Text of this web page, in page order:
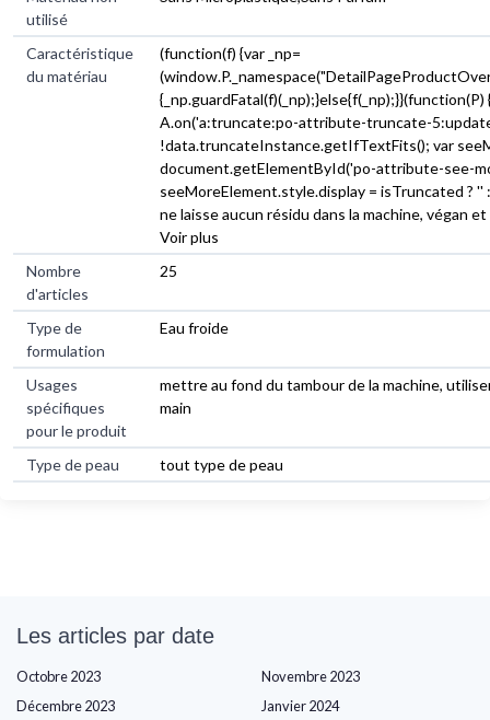
utilisé
Caractéristique
du matériau
(function(f) {var _np=
A.on('a:truncate:po-attribute-truncate-
!data.truncateInstance.getIfTextFits(); var
document.getElementById('po-attribute-see-
seeMoreElement.style.display = isTruncated ? ''
ne laisse aucun résidu dans la machine, végan
Voir plus
Nombre
d'articles
25
Type de
formulation
Eau froide
Usages
spécifiques
pour le produit
mettre au fond du tambour de la machine,
main
Type de peau tout type de peau
Les articles par date
Octobre 2023
Novembre 2023
Décembre 2023
Janvier 2024